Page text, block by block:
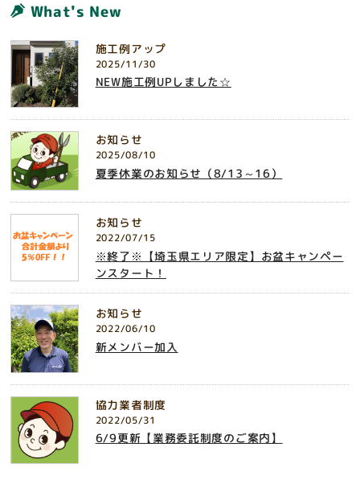
What's New
施工例アップ
2025/11/30
NEW施工例UPしました☆
お知らせ
2025/08/10
夏季休業のお知らせ（8/13～16）
お知らせ
2022/07/15
※終了※【埼玉県エリア限定】お盆キャンペー
ンスタート！
お知らせ
2022/06/10
新メンバー加入
協力業者制度
2022/05/31
6/9更新【業務委託制度のご案内】